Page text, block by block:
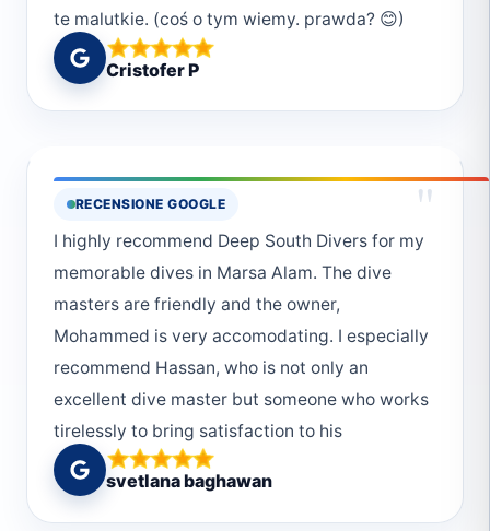
te malutkie. (coś o tym wiemy. prawda? 😊)
Jeśli ktoś jeszcze się zastanawia, to nie ma na
co czekać. Hassan z Tobą mogę iść nawet w
najgłebsze wody z zamkniętymi oczami
Mudi zrobią wszystko, oraz sprawią że wiedza
nabyta pozostanie w pamięcii na bardzo
długo. Bardzo wysoki poziom nauczania
połączony z praktyką sprawi że nie wyjdziesz
z wody jako zwykły nurek. Przełamujecie
wszystkie bariery,oraz obawy i strach. Poziom
wyszkolenia personelu, przekazywania
wiedzy, oraz humoru deklasuje wszystko i
wszystkich w całym regionie, jeśli nie w całym
Egipcie. W mojej i nie tylko mojej ocenie
jesteście numer jeden. 10/10 kocich łapek.
Moniczko dziękuję raz jeszcze. i do
Cristofer P
RECENSIONE GOOGLE "
I highly recommend Deep South Divers for my
memorable dives in Marsa Alam. The dive
masters are friendly and the owner,
Mohammed is very accomodating. I especially
recommend Hassan, who is not only an
excellent dive master but someone who works
tirelessly to bring satisfaction to his
customers.
svetlana baghawan